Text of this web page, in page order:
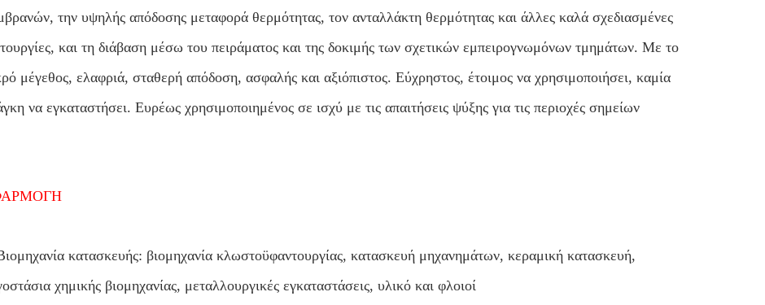
την υψηλής απόδοσης μεταφορά θερμότητας, τον ανταλλάκτη θερμότητας και άλλες καλά σχεδιασμένες
και τη διάβαση μέσω του πειράματος και της δοκιμής των σχετικών εμπειρογνωμόνων τμημάτων. Με το
μέγεθος, ελαφριά, σταθερή απόδοση, ασφαλής και αξιόπιστος. Εύχρηστος, έτοιμος να χρησιμοποιήσει, καμία
να εγκαταστήσει. Ευρέως χρησιμοποιημένος σε ισχύ με τις απαιτήσεις ψύξης για τις περιοχές σημείων
κατασκευής: βιομηχανία κλωστοϋφαντουργίας, κατασκευή μηχανημάτων, κεραμική κατασκευή,
χημικής βιομηχανίας, μεταλλουργικές εγκαταστάσεις, υλικό και φλοιοί